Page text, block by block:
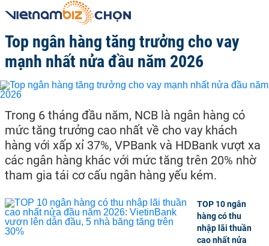
Top ngân hàng tăng trưởng cho vay
mạnh nhất nửa đầu năm 2026
Trong 6 tháng đầu năm, NCB là ngân hàng có
mức tăng trưởng cao nhất về cho vay khách
hàng với xấp xỉ 37%, VPBank và HDBank vượt xa
các ngân hàng khác với mức tăng trên 20% nhờ
tham gia tái cơ cấu ngân hàng yếu kém.
TOP 10 ngân
hàng có thu
nhập lãi thuần
cao nhất nửa